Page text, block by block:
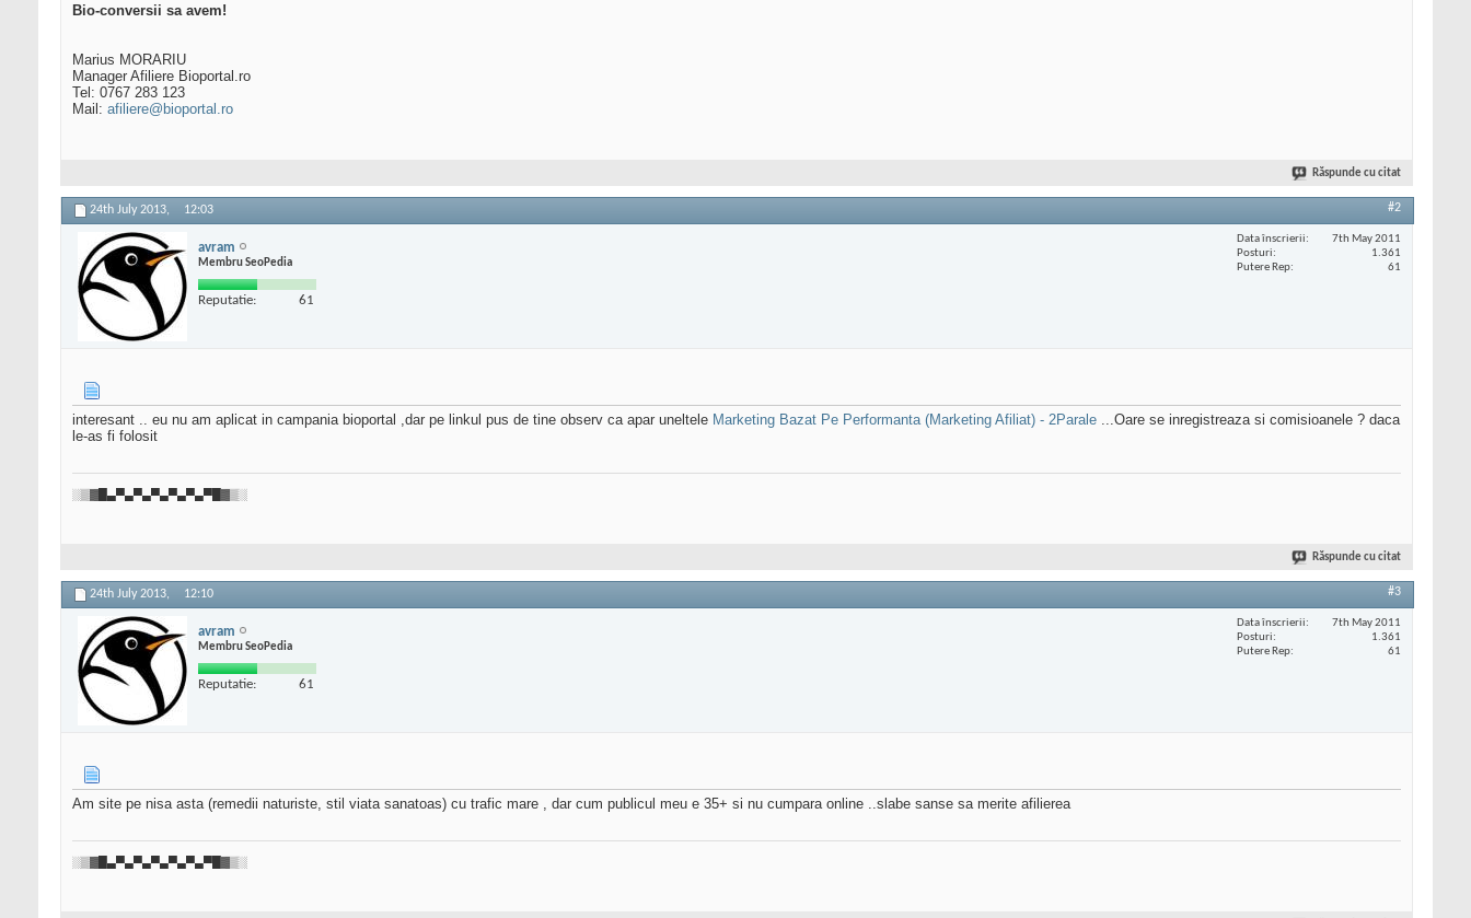
Bio-conversii sa avem!
Marius MORARIU
Manager Afiliere Bioportal.ro
Tel: 0767 283 123
Mail: afiliere@bioportal.ro
Răspunde cu citat
24th July 2013, 12:03 #2
avram
Membru SeoPedia
Reputatie: 61
Data înscrierii
7th May 2011
Posturi
1.361
Putere Rep
61
interesant .. eu nu am aplicat in campania bioportal ,dar pe linkul pus de tine observ ca apar uneltele Marketing Bazat Pe Performanta (Marketing Afiliat) - 2Parale ...Oare se inregistreaza si comisioanele ? daca
le-as fi folosit
░▒▓█▄▀▄▀▄▀▄▀▄▀▄▀█▓▒░
Răspunde cu citat
24th July 2013, 12:10 #3
avram
Membru SeoPedia
Reputatie: 61
Data înscrierii
7th May 2011
Posturi
1.361
Putere Rep
61
Am site pe nisa asta (remedii naturiste, stil viata sanatoas) cu trafic mare , dar cum publicul meu e 35+ si nu cumpara online ..slabe sanse sa merite afilierea
░▒▓█▄▀▄▀▄▀▄▀▄▀▄▀█▓▒░